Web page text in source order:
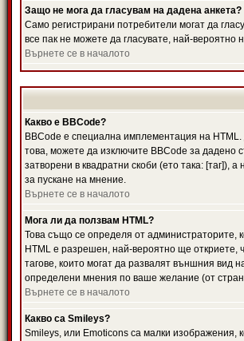
Защо не мога да гласувам на дадена анкета?
Само регистрирани потребители могат да
все пак не можете да гласувате, най-вероятно
Върнете се в началото
Какво е BBCode?
BBCode е специална имплементация на
това, можете да изключите BBCode за дадено
затворени в квадратни скоби (ето така: [таг]),
за пускане на мнение.
Върнете се в началото
Мога ли да ползвам HTML?
Това също се определя от администраторите,
HTML е разрешен, най-вероятно ще откриете,
тагове, които могат да развалят външния вид
определени мнения по ваше желание (от
Върнете се в началото
Какво са Smileys?
Smileys, или Emoticons са малки изображения,